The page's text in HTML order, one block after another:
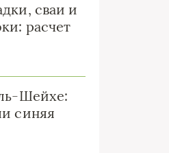
сваи и
расчет
Шейхе:
синяя